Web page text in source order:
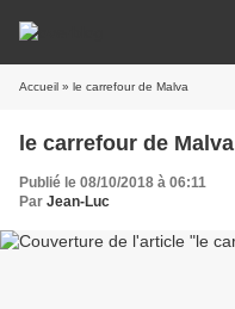
Accueil » le carrefour de Malva
le carrefour de Malva
Publié le 08/10/2018 à 06:11
Par Jean-Luc